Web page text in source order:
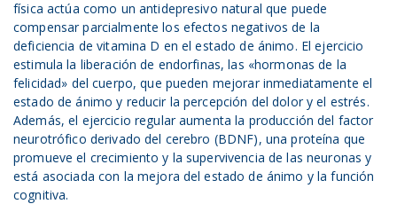
física actúa como un antidepresivo natural que puede
compensar parcialmente los efectos negativos de la
deficiencia de vitamina D en el estado de ánimo. El ejercicio
estimula la liberación de endorfinas, las «hormonas de la
felicidad» del cuerpo, que pueden mejorar inmediatamente el
estado de ánimo y reducir la percepción del dolor y el estrés.
Además, el ejercicio regular aumenta la producción del factor
neurotrófico derivado del cerebro (BDNF), una proteína que
promueve el crecimiento y la supervivencia de las neuronas y
está asociada con la mejora del estado de ánimo y la función
cognitiva.